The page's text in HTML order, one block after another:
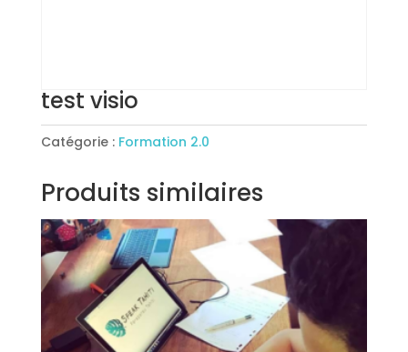
test visio
Catégorie : Formation 2.0
Produits similaires